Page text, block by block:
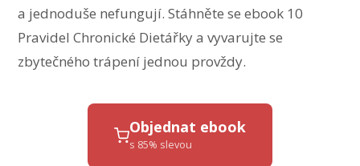
a jednoduše nefungují. Stáhněte se ebook 10
Pravidel Chronické Dietářky a vyvarujte se
zbytečného trápení jednou provždy.
Objednat ebook
s 85% slevou